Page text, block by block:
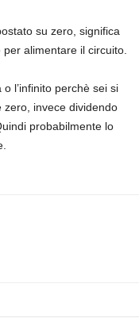
su zero, significa
alimentare il circuito.
l’infinito perchè sei si
zero, invece dividendo
probabilmente lo